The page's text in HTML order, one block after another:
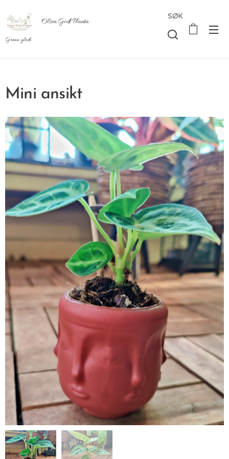
Olsen Godt Planta
Grønn glede
SØK
Mini ansikt